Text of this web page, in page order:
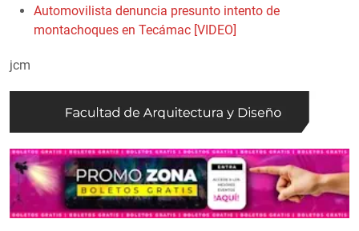
Automovilista denuncia presunto intento de
montachoques en Tecámac [VIDEO]
jcm